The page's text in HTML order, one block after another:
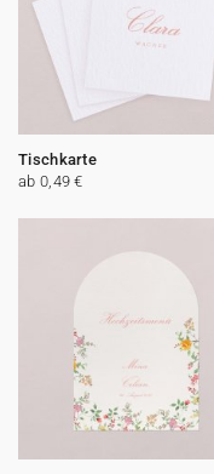
Tischkarte
ab 0,49 €